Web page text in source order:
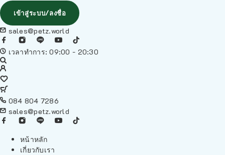
เข้าสู่ระบบ/ลงชื่อ
sales@petz.world
เวลาทำการ: 09:00 - 20:30
084 804 7286
sales@petz.world
หน้าหลัก
เกี่ยวกับเรา